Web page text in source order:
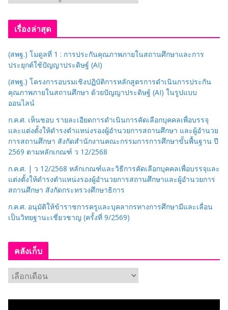
ม
ว
มู่
เรื่องล่าสุด
(สพฐ.) โมดูลที่ 1 : การประกันคุณภาพภายในสถานศึกษาและการ
ประยุกต์ใช้ปัญญาประดิษฐ์ (AI)
(สพฐ.) โครงการอบรมเชิงปฏิบัติการหลักสูตรการดำเนินการประกัน
คุณภาพภายในสถานศึกษา ด้วยปัญญาประดิษฐ์ (AI) ในรูปแบบ
ออนไลน์
ก.ค.ศ. เห็นชอบ รายละเอียดการดำเนินการคัดเลือกบุคคลเพื่อบรรจุ
และแต่งตั้งให้ดำรงตำแหน่งรองผู้อำนวยการสถานศึกษา และผู้อำนวย
การสถานศึกษา สังกัดสำนักงานคณะกรรมการการศึกษาขั้นพื้นฐาน ปี
2569 ตามหลักเกณฑ์ ว 12/2568
ก.ค.ศ. | ว 12/2568 หลักเกณฑ์และวิธีการคัดเลือกบุคคลเพื่อบรรจุและ
แต่งตั้งให้ดำรงตำแหน่งรองผู้อำนวยการสถานศึกษาและผู้อำนวยการ
สถานศึกษา สังกัดกระทรวงศึกษาธิการ
ก.ค.ศ. อนุมัติให้ข้าราชการครูและบุคลากรทางการศึกษามีและเลื่อน
เป็นวิทยฐานะเชี่ยวชาญ (ครั้งที่ 9/2569)
คลังเก็บ
ลั
ง